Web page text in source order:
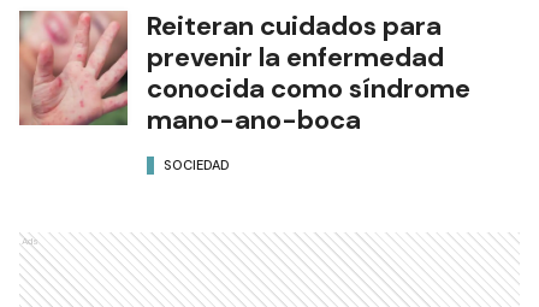
Reiteran cuidados para
prevenir la enfermedad
conocida como síndrome
mano-ano-boca
SOCIEDAD
Ads